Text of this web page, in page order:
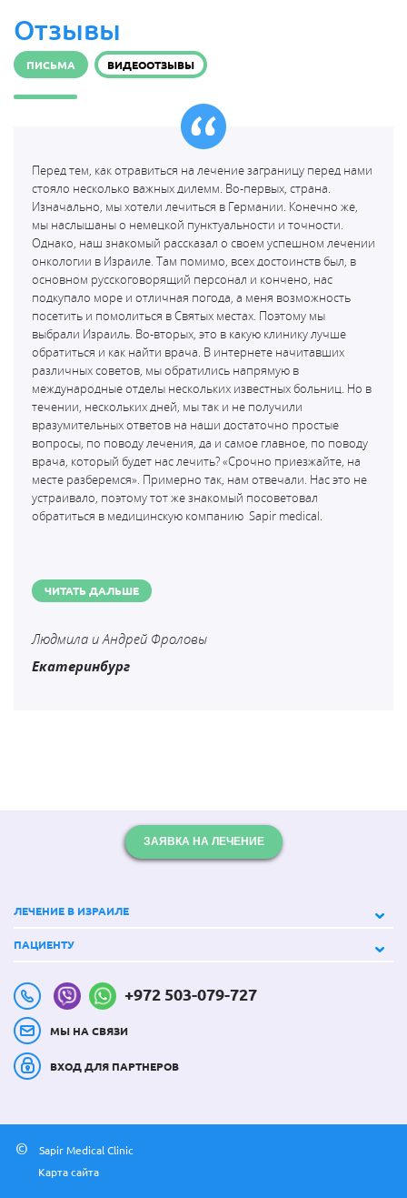
Отзывы
ПИСЬМА ВИДЕООТЗЫВЫ
Перед тем, как отравиться на лечение заграницу перед нами
стояло несколько важных дилемм. Во-первых, страна.
Изначально, мы хотели лечиться в Германии. Конечно же,
мы наслышаны о немецкой пунктуальности и точности.
Однако, наш знакомый рассказал о своем успешном лечении
онкологии в Израиле. Там помимо, всех достоинств был, в
основном русскоговорящий персонал и кончено, нас
подкупало море и отличная погода, а меня возможность
посетить и помолиться в Святых местах. Поэтому мы
выбрали Израиль. Во-вторых, это в какую клинику лучше
обратиться и как найти врача. В интернете начитавших
различных советов, мы обратились напрямую в
международные отделы нескольких известных больниц. Но в
течении, нескольких дней, мы так и не получили
вразумительных ответов на наши достаточно простые
вопросы, по поводу лечения, да и самое главное, по поводу
врача, который будет нас лечить? «Срочно приезжайте, на
месте разберемся». Примерно так, нам отвечали. Нас это не
устраивало, поэтому тот же знакомый посоветовал
обратиться в медицинскую компанию Sapir medical.
ЧИТАТЬ ДАЛЬШЕ
Людмила и Андрей Фроловы
Екатеринбург
ЗАЯВКА НА ЛЕЧЕНИЕ
ЛЕЧЕНИЕ В ИЗРАИЛЕ
ПАЦИЕНТУ
+972 503-079-727
МЫ НА СВЯЗИ
ВХОД ДЛЯ ПАРТНЕРОВ
©
Sapir Medical Clinic
Карта сайта